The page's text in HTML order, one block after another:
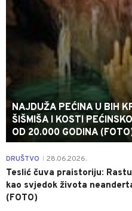
NAJDUŽA PEĆINA U BIH
ŠIŠMIŠA I KOSTI
OD 20.000 GODINA
DRUŠTVO 28.06.2026.
Teslić čuva praistoriju:
kao svjedok života
(FOTO)